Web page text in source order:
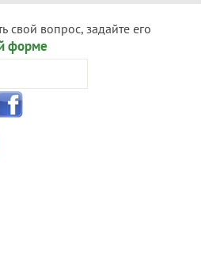
свой вопрос, задайте его
форме